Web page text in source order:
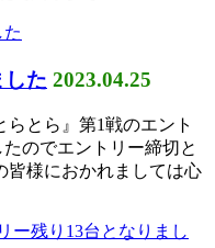
した 2023.04.25
とら』第1戦のエント
のでエントリー締切と
皆様におかれましては心